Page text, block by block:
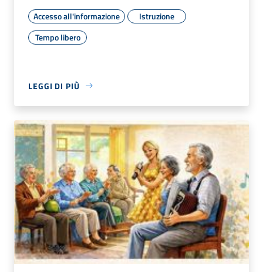
Accesso all'informazione
Istruzione
Tempo libero
LEGGI DI PIÙ